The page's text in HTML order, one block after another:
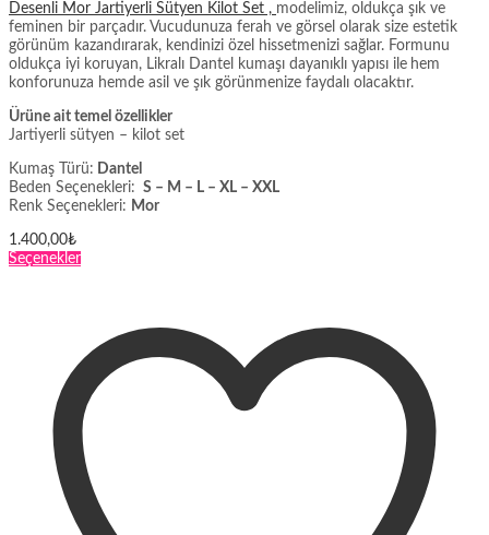
Desenli Mor Jartiyerli Sütyen Kilot Set , modelimiz, oldukça şık ve
feminen bir parçadır. Vucudunuza ferah ve görsel olarak size estetik
görünüm kazandırarak, kendinizi özel hissetmenizi sağlar. Formunu
oldukça iyi koruyan, Likralı Dantel kumaşı dayanıklı yapısı ile hem
konforunuza hemde asil ve şık görünmenize faydalı olacaktır.
Ürüne ait temel özellikler
Jartiyerli sütyen – kilot set
Kumaş Türü: Dantel
Beden Seçenekleri: S – M – L – XL – XXL
Renk Seçenekleri: Mor
1.400,00₺
SeçeneklerBu
varyasyonu
var.
Seçenekler
ürün
sayfasından
seçilebilir